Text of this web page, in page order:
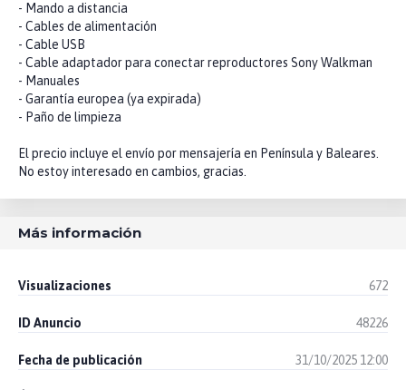
- Mando a distancia
- Cables de alimentación
- Cable USB
- Cable adaptador para conectar reproductores Sony Walkman
- Manuales
- Garantía europea (ya expirada)
- Paño de limpieza
El precio incluye el envío por mensajería en Península y Baleares.
No estoy interesado en cambios, gracias.
Más información
Visualizaciones 672
ID Anuncio 48226
Fecha de publicación 31/10/2025 12:00